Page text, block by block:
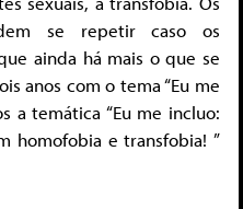
se repetir caso os
ainda há mais o que se
anos com o tema “Eu me
a temática “Eu me incluo:
homofobia e transfobia! ”